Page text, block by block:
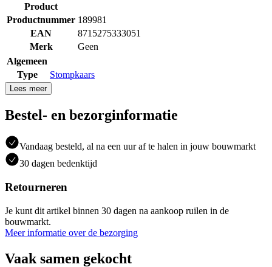
Product
Productnummer 189981
EAN
8715275333051
Merk
Geen
Algemeen
Type
Stompkaars
Lees meer
Bestel- en bezorginformatie
Vandaag besteld, al na een uur af te halen in jouw bouwmarkt
30 dagen bedenktijd
Retourneren
Je kunt dit artikel binnen 30 dagen na aankoop ruilen in de
bouwmarkt.
Meer informatie over de bezorging
Vaak samen gekocht